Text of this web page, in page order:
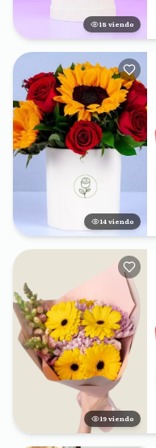
19 viendo
15 viendo
19 viendo